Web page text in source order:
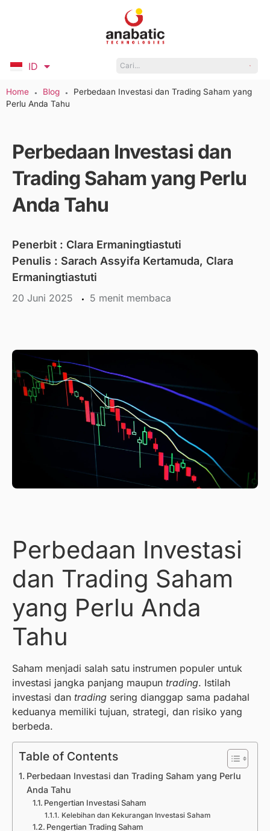
ID
EN
Home ● Blog ●
Perbedaan Investasi dan Trading Saham yang
Perlu Anda Tahu
Perbedaan Investasi dan
Trading Saham yang Perlu
Anda Tahu
Penerbit : Clara Ermaningtiastuti
Penulis : Sarach Assyifa Kertamuda, Clara
Ermaningtiastuti
20 Juni 2025 menit membaca
Perbedaan Investasi
dan Trading Saham
yang Perlu Anda
Tahu
Saham menjadi salah satu instrumen populer untuk
investasi jangka panjang maupun trading. Istilah
investasi dan trading sering dianggap sama padahal
keduanya memiliki tujuan, strategi, dan risiko yang
berbeda.
Table of Contents
Perbedaan Investasi dan Trading Saham yang Perlu
Anda Tahu
Pengertian Investasi Saham
Kelebihan dan Kekurangan Investasi Saham
Pengertian Trading Saham